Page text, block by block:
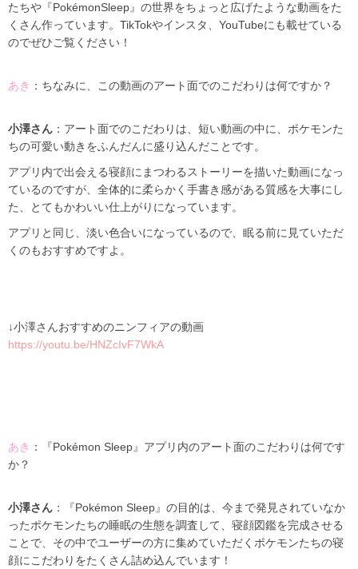
たちや『PokémonSleep』の世界をちょっと広げたような動画をた
くさん作っています。TikTokやインスタ、YouTubeにも載せている
のでぜひご覧ください！
あき ：ちなみに、この動画のアート面でのこだわりは何ですか？
小澤さん ：アート面でのこだわりは、短い動画の中に、ポケモンた
ちの可愛い動きをふんだんに盛り込んだことです。
アプリ内で出会える寝顔にまつわるストーリーを描いた動画になっ
ているのですが、全体的に柔らかく手書き感がある質感を大事にし
た、とてもかわいい仕上がりになっています。
アプリと同じ、淡い色合いになっているので、眠る前に見ていただ
くのもおすすめですよ。
↓小澤さんおすすめのニンフィアの動画
https://youtu.be/HNZcIvF7WkA
あき ：『Pokémon Sleep』アプリ内のアート面のこだわりは何です
か？
小澤さん ：『Pokémon Sleep』の目的は、今まで発見されていなか
ったポケモンたちの睡眠の生態を調査して、寝顔図鑑を完成させる
ことで、その中でユーザーの方に集めていただくポケモンたちの寝
顔にこだわりをたくさん詰め込んでいます！